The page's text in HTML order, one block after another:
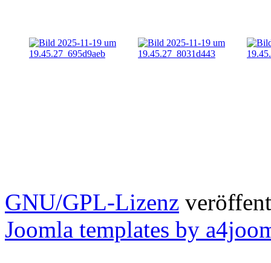
GNU/GPL-Lizenz
Joomla templates by